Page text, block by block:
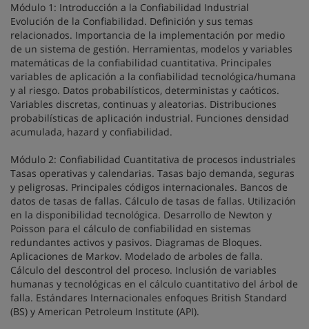
Módulo 1: Introducción a la Confiabilidad Industrial
Evolución de la Confiabilidad. Definición y sus temas
relacionados. Importancia de la implementación por medio
de un sistema de gestión. Herramientas, modelos y variables
matemáticas de la confiabilidad cuantitativa. Principales
variables de aplicación a la confiabilidad tecnológica/humana
y al riesgo. Datos probabilísticos, deterministas y caóticos.
Variables discretas, continuas y aleatorias. Distribuciones
probabilísticas de aplicación industrial. Funciones densidad
acumulada, hazard y confiabilidad.
Módulo 2: Confiabilidad Cuantitativa de procesos industriales
Tasas operativas y calendarias. Tasas bajo demanda, seguras
y peligrosas. Principales códigos internacionales. Bancos de
datos de tasas de fallas. Cálculo de tasas de fallas. Utilización
en la disponibilidad tecnológica. Desarrollo de Newton y
Poisson para el cálculo de confiabilidad en sistemas
redundantes activos y pasivos. Diagramas de Bloques.
Aplicaciones de Markov. Modelado de arboles de falla.
Cálculo del descontrol del proceso. Inclusión de variables
humanas y tecnológicas en el cálculo cuantitativo del árbol de
falla. Estándares Internacionales enfoques British Standard
(BS) y American Petroleum Institute (API).